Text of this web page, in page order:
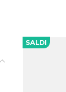
SALDI